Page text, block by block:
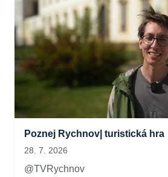
Poznej Rychnov| turistická hra
28. 7. 2026
@TVRychnov